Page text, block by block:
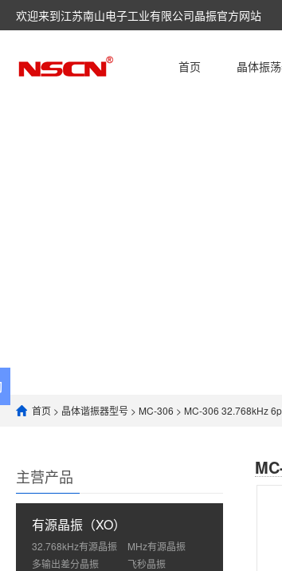
欢迎来到江苏南山电子工业有限公司晶振官方网站
首页 晶体振
首页 > 晶体谐振器型号 > MC-306 > MC-306 32.768kHz
主营产品
有源晶振（XO）
32.768kHz有源晶振
MHz有源晶振
多输出差分晶振
飞秒晶振